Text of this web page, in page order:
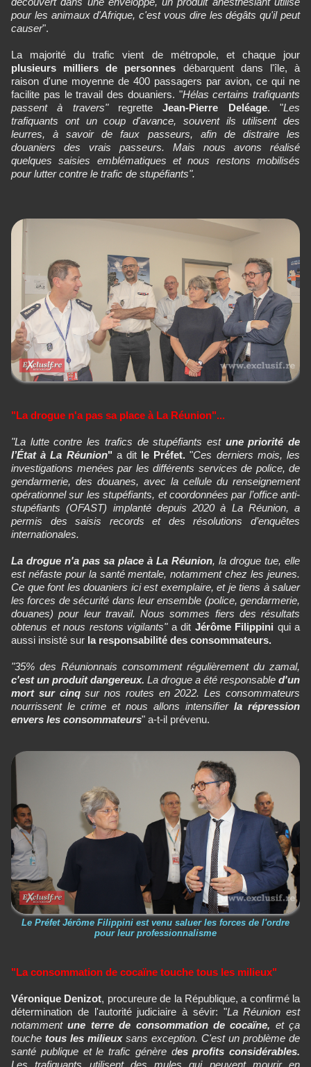
pour les animaux d'Afrique, c'est vous dire les dégâts qu'il peut
causer".
La majorité du trafic vient de métropole, et chaque jour
plusieurs milliers de personnes débarquent dans l'île, à
raison d'une moyenne de 400 passagers par avion, ce qui ne
facilite pas le travail des douaniers. "Hélas certains trafiquants
passent à travers"regrette Jean-Pierre Deléage. "Les
trafiquants ont un coup d'avance, souvent ils utilisent des
leurres, à savoir de faux passeurs, afin de distraire les
douaniers des vrais passeurs. Mais nous avons réalisé
quelques saisies emblématiques et nous restons mobilisés
pour lutter contre le trafic de stupéfiants".
"La drogue n'a pas sa place à La Réunion"...
"La lutte contre les trafics de stupéfiants est une priorité de
l’État à La Réunion" a dit le Préfet. "Ces derniers mois, les
investigations menées par les différents services de police, de
gendarmerie, des douanes, avec la cellule du renseignement
opérationnel sur les stupéfiants, et coordonnées par l’office anti-
stupéfiants (OFAST) implanté depuis 2020 à La Réunion, a
permis des saisis records et des résolutions d’enquêtes
internationales.
La drogue n'a pas sa place à La Réunion, la drogue tue, elle
est néfaste pour la santé mentale, notamment chez les jeunes.
Ce que font les douaniers ici est exemplaire, et je tiens à saluer
les forces de sécurité dans leur ensemble (police, gendarmerie,
douanes) pour leur travail. Nous sommes fiers des résultats
obtenus et nous restons vigilants"a dit Jérôme Filippini qui a
aussi insisté sur la responsabilité des consommateurs.
"35% des Réunionnais consomment régulièrement du zamal,
c'est un produit dangereux. La drogue a été responsable d'un
mort sur cinqsur nos routes en 2022. Les consommateurs
nourrissent le crime et nous allons intensifier la répression
envers les consommateurs" a-t-il prévenu.
Le Préfet Jérôme Filippini est venu saluer les forces de l'ordre
pour leur professionnalisme
"La consommation de cocaïne touche tous les milieux"
Véronique Denizot, procureure de la République, a confirmé la
détermination de l'autorité judiciaire à sévir: "La Réunion est
notammentune terre de consommation de cocaïne, et ça
touche tous les milieuxsans exception. C'est un problème de
santé publique et le trafic génère des profits considérables.
Les trafiquants utilisent des mules qui peuvent mourir en